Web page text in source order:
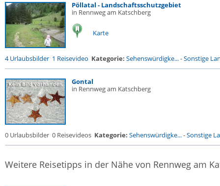
Pöllatal - Landschaftsschutzgebiet
in Rennweg am Katschberg
Karte
4 Urlaubsbilder 1 Reisevideo Kategorie: Sehenswürdigke...-Sonstige
Gontal
in Rennweg am Katschberg
0 Urlaubsbilder 0 Reisevideos Kategorie: Sehenswürdigke...-Sonstige
Weitere Reisetipps in der Nähe von Rennweg am